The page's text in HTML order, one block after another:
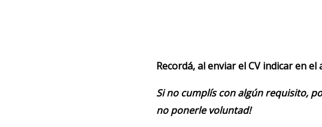
Recordá, al enviar el CV indicar en
Si no cumplís con algún requisito,
no ponerle voluntad!